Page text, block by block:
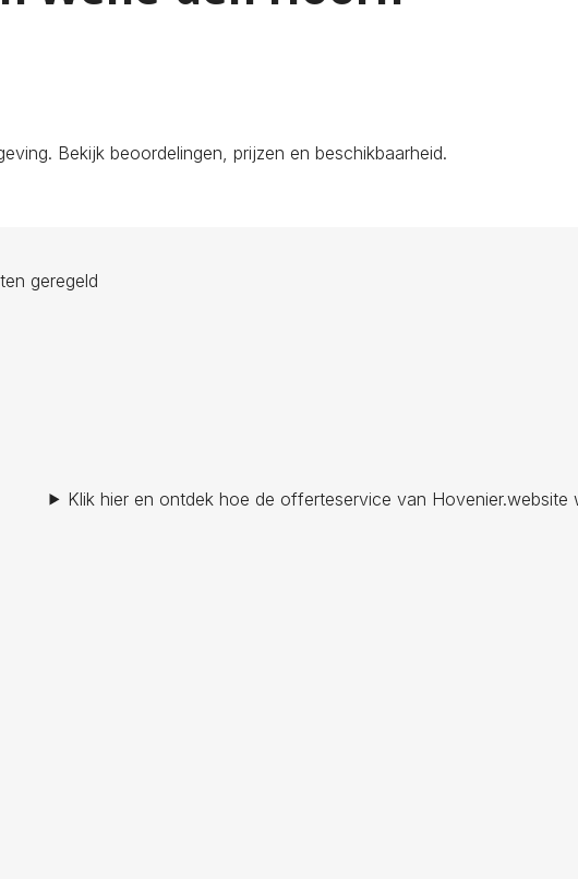
Bekijk beoordelingen, prijzen en beschikbaarheid.
geregeld
Klik hier en ontdek hoe de offerteservice van Hovenier.website